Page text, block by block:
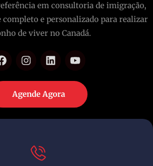
em consultoria de imigração,
completo e personalizado para realizar
de viver no Canadá.
Agende Agora